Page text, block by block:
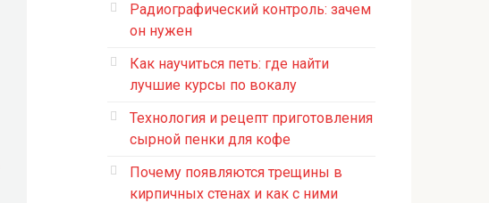
Радиографический контроль: зачем
он нужен
Как научиться петь: где найти
лучшие курсы по вокалу
Технология и рецепт приготовления
сырной пенки для кофе
Почему появляются трещины в
кирпичных стенах и как с ними